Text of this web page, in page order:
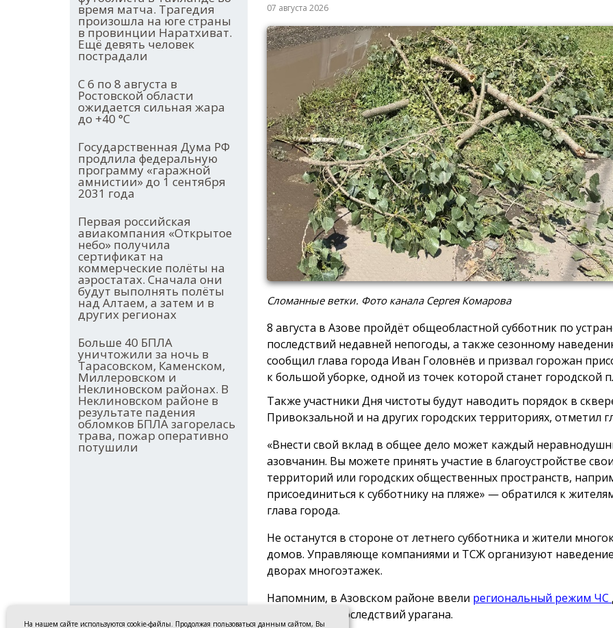
время матча. Трагедия
произошла на юге страны
в провинции Наратхиват.
Ещё девять человек
пострадали
С 6 по 8 августа в
Ростовской области
ожидается сильная жара
до +40 °С
Государственная Дума РФ
продлила федеральную
программу «гаражной
амнистии» до 1 сентября
2031 года
Первая российская
авиакомпания «Открытое
небо» получила
сертификат на
коммерческие полёты на
аэростатах. Сначала они
будут выполнять полёты
над Алтаем, а затем и в
других регионах
Больше 40 БПЛА
уничтожили за ночь в
Тарасовском, Каменском,
Миллеровском и
Неклиновском районах. В
Неклиновском районе в
результате падения
обломков БПЛА загорелась
трава, пожар оперативно
потушили
07 августа 2026
Сломанные ветки. Фото канала Сергея Комарова
8 августа в Азове пройдёт общеобластной субботник по
последствий недавней непогоды, а также сезонному
сообщил глава города Иван Головнёв и призвал горожан
к большой уборке, одной из точек которой станет городской
Также участники Дня чистоты будут наводить порядок в
Привокзальной и на других городских территориях, отметил
«Внести свой вклад в общее дело может каждый
азовчанин. Вы можете принять участие в благоустройстве
территорий или городских общественных пространств,
присоединиться к субботнику на пляже» — обратился к
глава города.
Не останутся в стороне от летнего субботника и жители
домов. Управляюще компаниями и ТСЖ организуют
дворах многоэтажек.
Напомним, в Азовском районе ввели региональный режим ЧС
ликвидации последствий урагана.
На нашем сайте используются cookie-файлы. Продолжая пользоваться данным сайтом, Вы